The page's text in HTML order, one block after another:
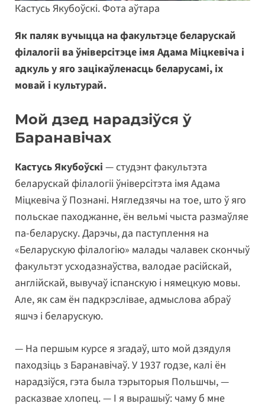
Кастусь Якубоўскі. Фота аўтара
Як паляк вучыцца на факультэце беларускай
філалогіі ва ўніверсітэце імя Адама Міцкевіча і
адкуль у яго зацікаўленасць беларусамі, іх
мовай і культурай.
Мой дзед нарадзіўся ў
Баранавічах
Кастусь Якубоўскі — студэнт факультэта
беларускай філалогіі ўніверсітэта імя Адама
Міцкевіча ў Познані. Нягледзячы на тое, што ў яго
польскае паходжанне, ён вельмі чыста размаўляе
па-беларуску. Дарэчы, да паступлення на
«Беларускую філалогію» малады чалавек скончыў
факультэт усходазнаўства, валодае расійскай,
англійскай, вывучаў іспанскую і нямецкую мовы.
Але, як сам ён падкрэслівае, адмыслова абраў
яшчэ і беларускую.
— На першым курсе я згадаў, што мой дзядуля
паходзіць з Баранавічаў. У 1937 годзе, калі ён
нарадзіўся, гэта была тэрыторыя Польшчы, —
расказвае хлопец. — І я вырашыў: чаму б мне